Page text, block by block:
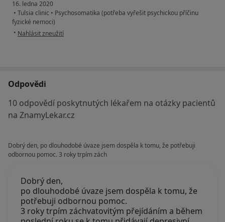
16. ledna 2020
• Tulsia clinic • Psychosomatika (potřeba vyřešit psychickou příčinu
fyzické nemoci)
• podle názoru uživatele Váš účet byl odstraněn
Nahlásit zneužití
Odpovědi
10 odpovědí poskytnutých lékařem na otázky pacientů
na ZnamyLekar.cz
Dobrý den, po dlouhodobé úvaze jsem dospěla k tomu, že potřebuji
odbornou pomoc. 3 roky trpím zách
Dobrý den,
po dlouhodobé úvaze jsem dospěla k tomu, že
potřebuji odbornou pomoc.
3 roky trpím záchvatovitým přejídáním a během